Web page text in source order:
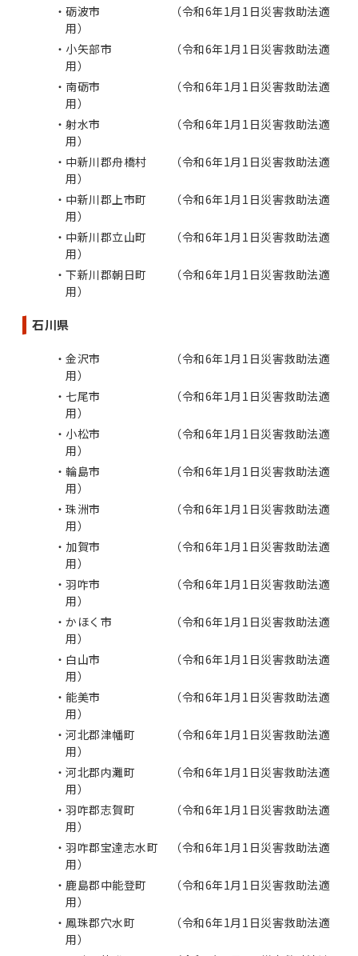
砺波市 （令和6年1⽉1⽇災害救助法適
⽤）
小矢部市 （令和6年1⽉1⽇災害救助法適
⽤）
南砺市 （令和6年1⽉1⽇災害救助法適
⽤）
射水市 （令和6年1⽉1⽇災害救助法適
⽤）
中新川郡舟橋村 （令和6年1⽉1⽇災害救助法適
⽤）
中新川郡上市町 （令和6年1⽉1⽇災害救助法適
⽤）
中新川郡立山町 （令和6年1⽉1⽇災害救助法適
⽤）
下新川郡朝日町 （令和6年1⽉1⽇災害救助法適
⽤）
石川県
金沢市 （令和6年1⽉1⽇災害救助法適
⽤）
七尾市 （令和6年1⽉1⽇災害救助法適
⽤）
小松市 （令和6年1⽉1⽇災害救助法適
⽤）
輪島市 （令和6年1⽉1⽇災害救助法適
⽤）
珠洲市 （令和6年1⽉1⽇災害救助法適
⽤）
加賀市 （令和6年1⽉1⽇災害救助法適
⽤）
羽咋市 （令和6年1⽉1⽇災害救助法適
⽤）
かほく市 （令和6年1⽉1⽇災害救助法適
⽤）
白山市 （令和6年1⽉1⽇災害救助法適
⽤）
能美市 （令和6年1⽉1⽇災害救助法適
⽤）
河北郡津幡町 （令和6年1⽉1⽇災害救助法適
⽤）
河北郡内灘町 （令和6年1⽉1⽇災害救助法適
⽤）
羽咋郡志賀町 （令和6年1⽉1⽇災害救助法適
⽤）
羽咋郡宝達志水町 （令和6年1⽉1⽇災害救助法適
⽤）
鹿島郡中能登町 （令和6年1⽉1⽇災害救助法適
⽤）
鳳珠郡穴水町 （令和6年1⽉1⽇災害救助法適
⽤）